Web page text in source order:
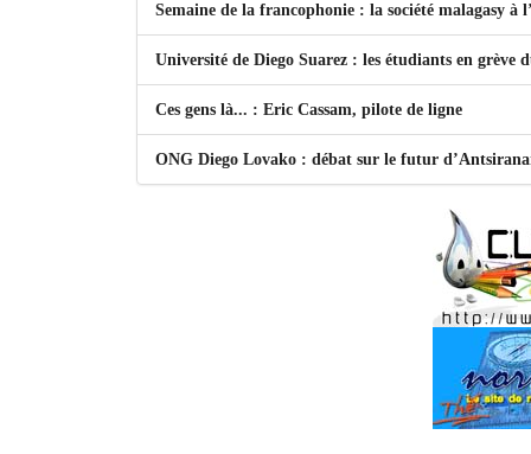
Semaine de la francophonie : la société malagasy à
Université de Diego Suarez : les étudiants en grève
Ces gens là... : Eric Cassam, pilote de ligne
ONG Diego Lovako : débat sur le futur